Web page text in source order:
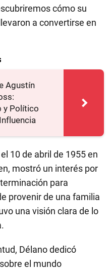
cómo su
a convertirse en
Agustín
y Político
10 de abril de 1955 en
mostró un interés por
para
provenir de una familia
una visión clara de lo
Délano dedicó
el mundo